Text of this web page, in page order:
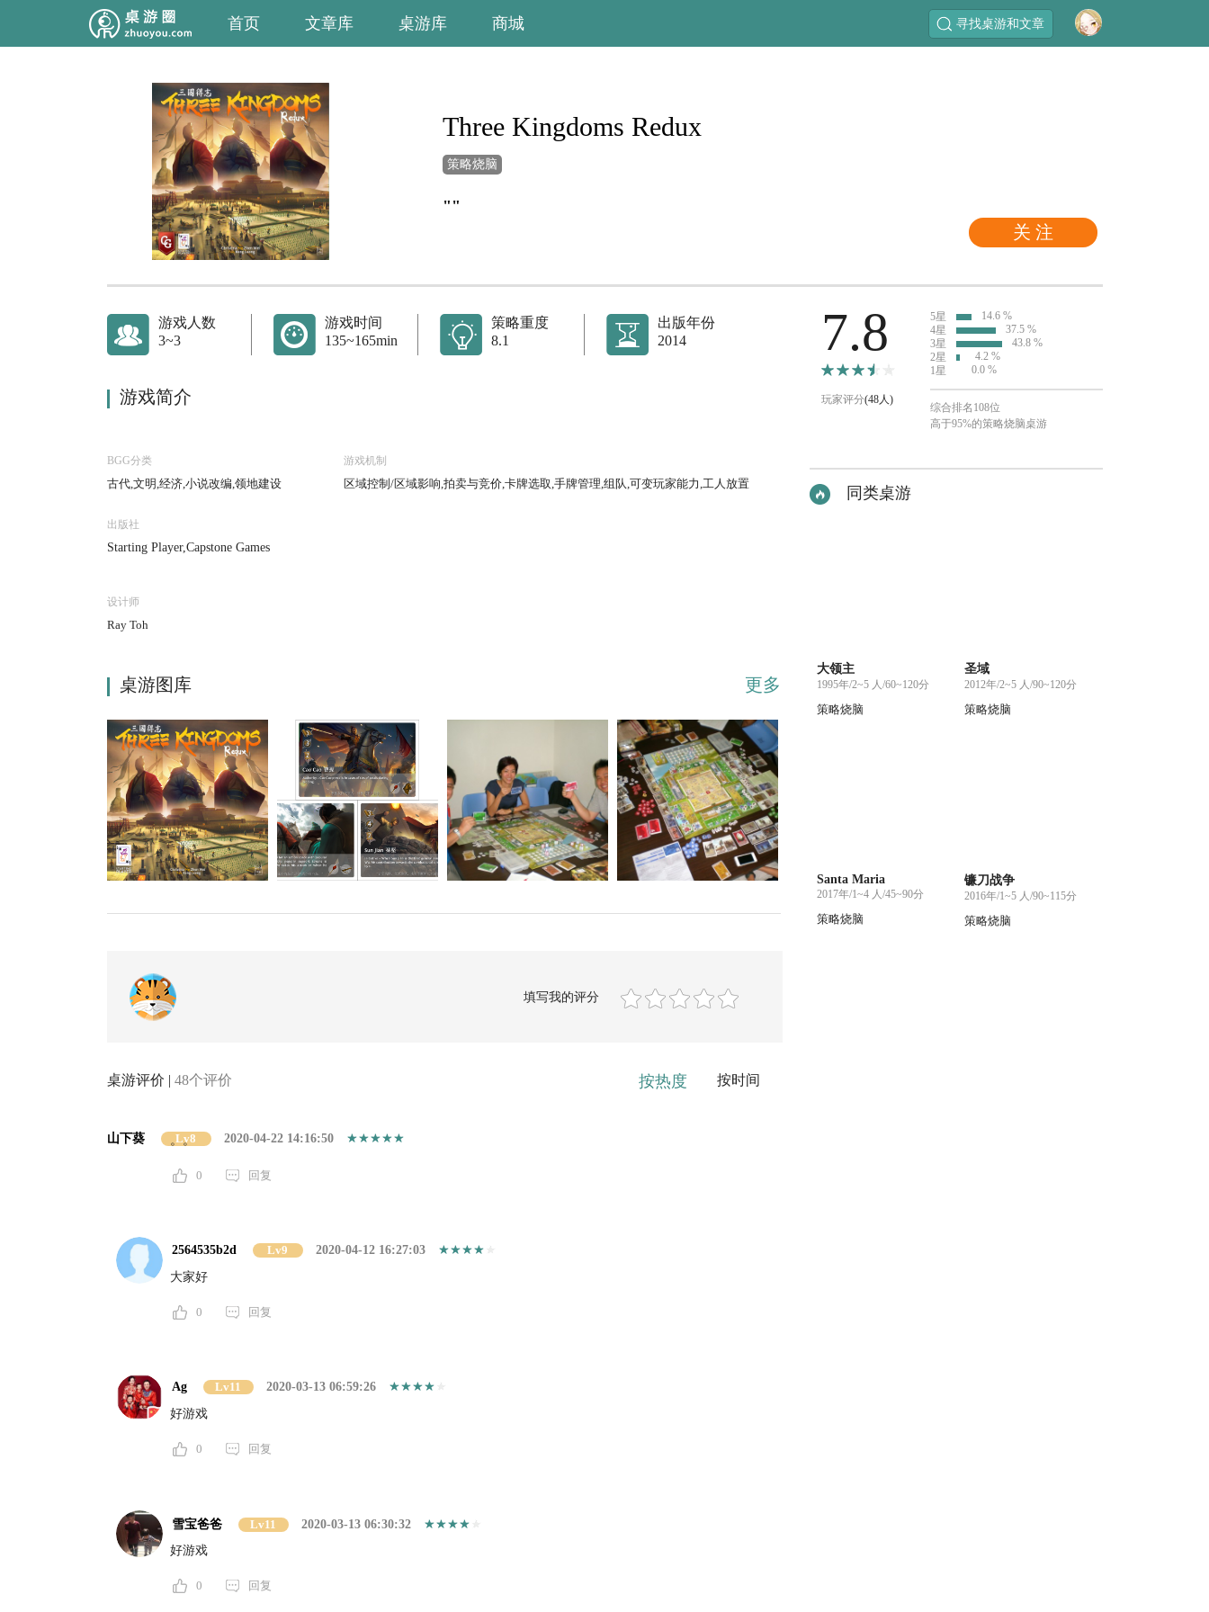
首页 文章库 桌游库 商城 寻找桌游和文章
关 注
Three Kingdoms Redux
策略烧脑
""
游戏人数
3~3
游戏时间
135~165min
策略重度
8.1
出版年份
2014
游戏简介
BGG分类
古代,文明,经济,小说改编,领地建设
游戏机制
区域控制/区域影响,拍卖与竞价,卡牌选取,手牌管理,组队,可变玩家能力,工人放置
出版社
Starting Player,Capstone Games
设计师
Ray Toh
桌游图库 更多
填写我的评分
桌游评价 | 48个评价 按热度 按时间
山下葵 Lv8 2020-04-22 14:16:50
。。
0 回复
2564535b2d Lv9
2020-04-12 16:27:03
大家好
0 回复
Ag Lv11
2020-03-13 06:59:26
好游戏
0 回复
雪宝爸爸 Lv11
2020-03-13 06:30:32
好游戏
0 回复
7.8
玩家评分(48人)
5星
14.6 %
4星
37.5 %
3星
43.8 %
2星
4.2 %
1星
0.0 %
综合排名108位
高于95%的策略烧脑桌游
同类桌游
大领主
1995年/2~5 人/60~120分
策略烧脑
圣域
2012年/2~5 人/90~120分
策略烧脑
Santa Maria
2017年/1~4 人/45~90分
策略烧脑
镰刀战争
2016年/1~5 人/90~115分
策略烧脑